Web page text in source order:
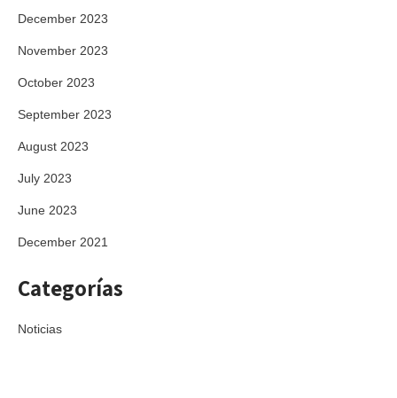
December 2023
November 2023
October 2023
September 2023
August 2023
July 2023
June 2023
December 2021
Categorías
Noticias